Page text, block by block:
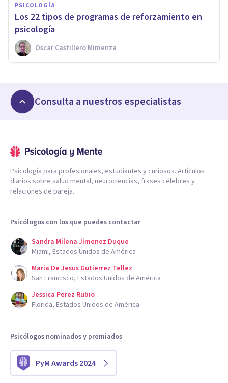
PSICOLOGÍA
Los 22 tipos de programas de reforzamiento en
psicología
Oscar Castillero Mimenza
Consulta a nuestros especialistas
Psicología para profesionales, estudiantes y curiosos. Artículos
diarios sobre salud mental, neurociencias, frases célebres y
relaciones de pareja.
Psicólogos con los que puedes contactar
Sandra Milena Jimenez Duque
Miami, Estados Unidos de América
Maria De Jesus Gutierrez Tellez
San Francisco, Estados Unidos de América
Jessica Perez Rubio
Florida, Estados Unidos de América
Psicólogos nominados y premiados
PyM Awards 2024